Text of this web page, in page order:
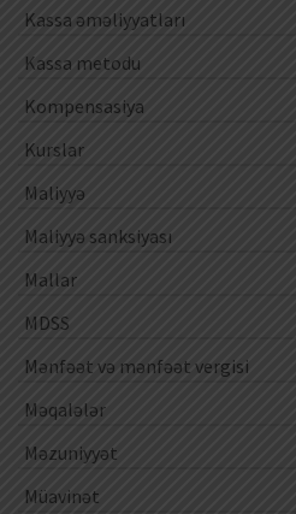
Kassa əməliyyatları
Kassa metodu
Kompensasiya
Kurslar
Maliyyə
Maliyyə sanksiyası
Mallar
MDSS
Mənfəət və mənfəət vergisi
Məqalələr
Məzuniyyət
Müavinət